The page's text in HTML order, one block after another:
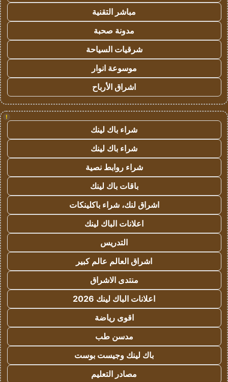
مباشر التقنية
مدونة صحبة
شرقيات السياحة
موسوعة انوار
اشراق الأرباح
!
شراء باك لينك
شراء باك لينك
شراء روابط نصية
باقات باك لينك
اشراق لنك، شراء باكلينكات
اعلانات الباك لينك
التدريس
اشراق العالم عالم كبير
منتدى الاشراق
اعلانات الباك لينك 2026
اقوى رياضة
مدسن طب
باك لينك وجيست بوست
مصادر التعليم